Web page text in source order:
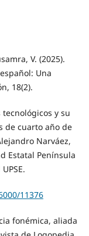
V. (2025).
Una
18(2).
tecnológicos y su
de cuarto año de
Narváez,
Estatal Península
11376
fonémica, aliada